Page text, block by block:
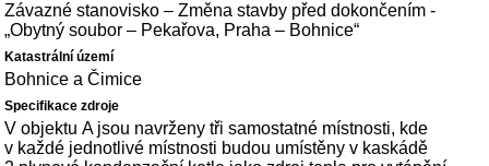
Závazné stanovisko – Změna stavby před dokončením -
„Obytný soubor – Pekařova, Praha – Bohnice“
Bohnice a Čimice
V objektu A jsou navrženy tři samostatné místnosti, kde
v každé jednotlivé místnosti budou umístěny v kaskádě